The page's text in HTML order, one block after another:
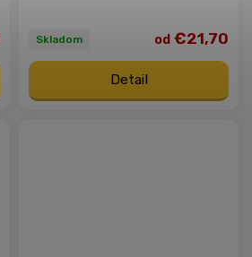
Skladom od €21,70
Detail